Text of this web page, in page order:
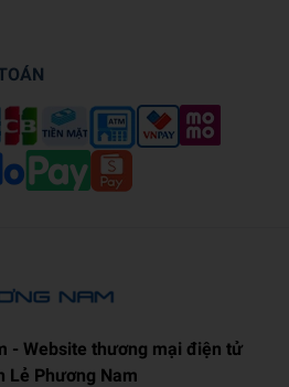
- Website thương mại điện tử
Lẻ Phương Nam